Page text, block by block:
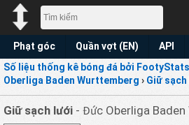
Phạt góc Quần vợt (EN) API
Số liệu thống kê bóng đá bởi FootyStats
Oberliga Baden Wurttemberg › Giữ
Giữ sạch lưới - Đức Oberliga